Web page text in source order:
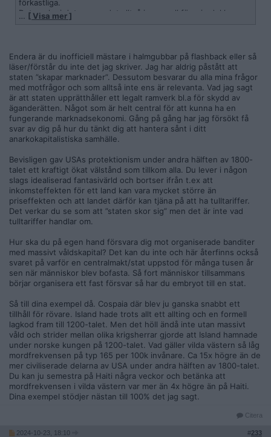
förkastliga.
Det spelar i det avseendet alltså ingen roll för min del hur
effektiv eller liberal en stat är, hur välfungerande den är, det
livegenskap.
När det gäller dina farhågor om skurkar och banditer så är
det förmodligen en risk i alla mänskliga samhällen, men
knappast ”fritt fram”. Och jag är som sagt inte emot
självförsvar, i den utsträckning som krävs.
Och det finns omfattande praxeologiska argument för att
majoriteten människor utanför staten (och påtvingad statlig
krigföring) väljer fredliga handlingar för att höja sin
levnadsstandard framför våldsamma, eftersom våld alltid blir
riskabelt, kortsiktigt och kostsamt.
När det gäller din fråga om det funnits frihetliga samhällen så
har det ingen relevans för sakfrågan. Slaveri är moraliskt
förkastligt oavsett hur länge det har funnits.
centralmakter:
https://en.m.wikipedia.org/wiki/Icelandic_Commonwealth
https://mises.org/mises-daily/not-so-wild-wild-west
https://en.m.wikipedia.org/wiki/Republic_of_Cospaia
https://mises.org/mises-wire/acadian-community-anarcho-ca
pitalist-success-story
Lex mercatoria:
… [ Visa mer ]
Endera är du inofficiell mästare i halmgubbar på flashback eller så
läser/förstår du inte det jag skriver. Jag har aldrig påstått att
staten ”skapar marknader”. Dessutom besvarar du alla mina frågor
med motfrågor och som alltså inte ens är relevanta. Vad jag sagt
är att staten upprätthåller ett legalt ramverk bl.a för skydd av
äganderätten. Något som är helt central för att kunna ha en
fungerande marknadsekonomi. Gång på gång har jag försökt få
svar av dig på hur du tänkt dig att hantera sånt i ditt
anarkokapitalistiska samhälle.
Bevisligen gav USAs protektionism under andra hälften av 1800-
talet ett kraftigt ökat välstånd som tillkom alla. Du lever i någon
slags idealiserad fantasivärld och bortser ifrån t.ex att
inkomsteffekten för ett land kan vara mycket större än
priseffekten och att landet därför kan tjäna på att ha tulltariffer.
Det verkar du se som att ”staten skor sig” men det är inte vad
tulltariffer handlar om.
Hur ska du på egen hand försvara dig mot organiserade banditer
med massivt våldskapital? Det kan du inte och här återfinns också
svaret på varför en centralmakt/stat uppstod för många tusen år
sen när människor blev bofasta. Så fort människor tillsammans
börjar organisera ett fast försvar så har du embryot till en stat.
Så till dina exempel då. Cospaia där blev ju ganska snabbt ett
tillhåll för rövare. Island hade trots allt ett allting och en formell
lagkod fram till 1200-talet. Men det höll ändå inte utan massivt
våld och strider mellan olika krigsherrar gjorde att Island hamnade
under norske kungen på 1200-talet. Vad gäller vilda västern så låg
mordfrekvensen på typ 165 per 100k invånare. Ca 15x högre än de
mer civiliserade delarna av USA under andra hälften av 1800-talet.
Du kan ju semestra på Haiti några veckor och betänka att
mordfrekvensen i vilda västern var mer än 4x högre än på Haiti.
Dina exempel stödjer nästan till 100% det jag sagt.
Citera
2024-10-23, 18:10 #233